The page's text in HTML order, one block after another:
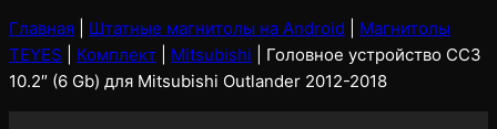
Главная Штатные магнитолы на Android
Магнитолы
TEYES
Комплект Mitsubishi
Головное устройство CC3
10.2″ (6 Gb) для Mitsubishi Outlander 2012-2018